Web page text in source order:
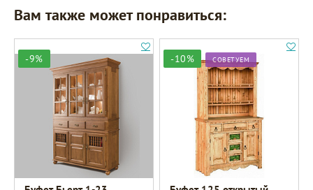
Вам также может понравиться:
-9% -10% СОВЕТУЕМ